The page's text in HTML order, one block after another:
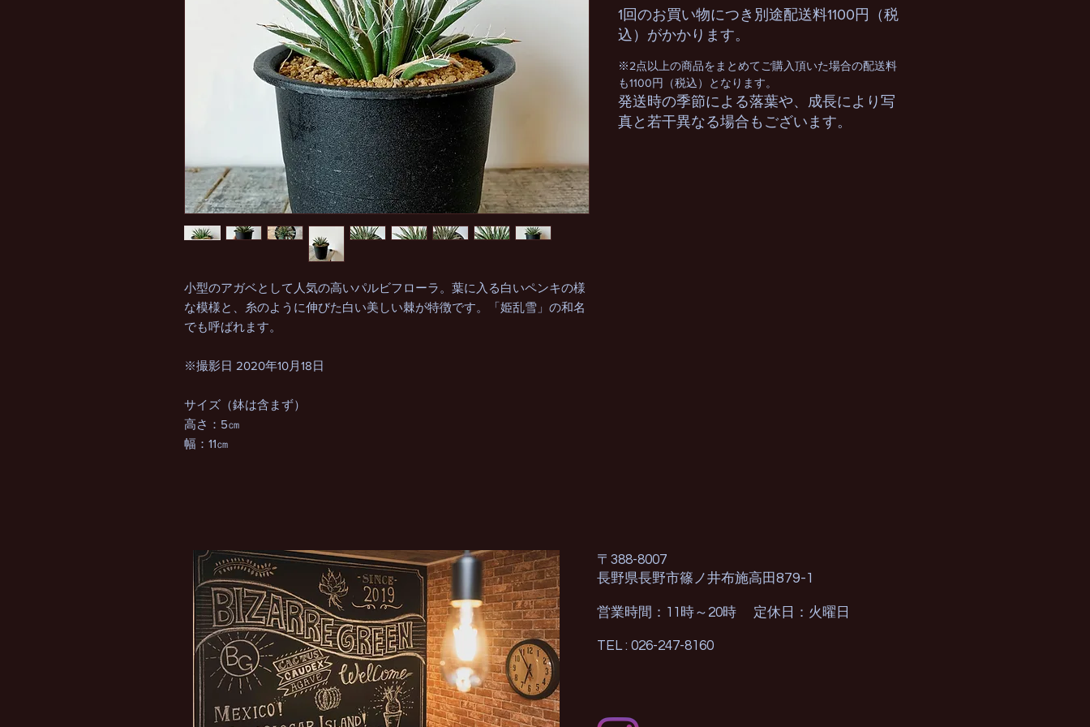
小型のアガベとして人気の高いパルビフローラ。葉に入る白いペンキの様
な模様と、糸のように伸びた白い美しい棘が特徴です。「姫乱雪」の和名
でも呼ばれます。
※撮影日 2020年10月18日
サイズ（鉢は含まず）
高さ：5㎝
幅：11㎝
1回のお買い物につき別途配送料1100円（税
込）がかかります。
※2点以上の商品をまとめてご購入頂いた場合の配送料
も1100円（税込）となります。
発送時の季節による落葉や、成長により写
真と若干異なる場合もございます。
〒388-8007
長野県長野市篠ノ井布施高田 879-1
営業時間：11時～20時 定休日：火曜日
TEL : 026-247-8160